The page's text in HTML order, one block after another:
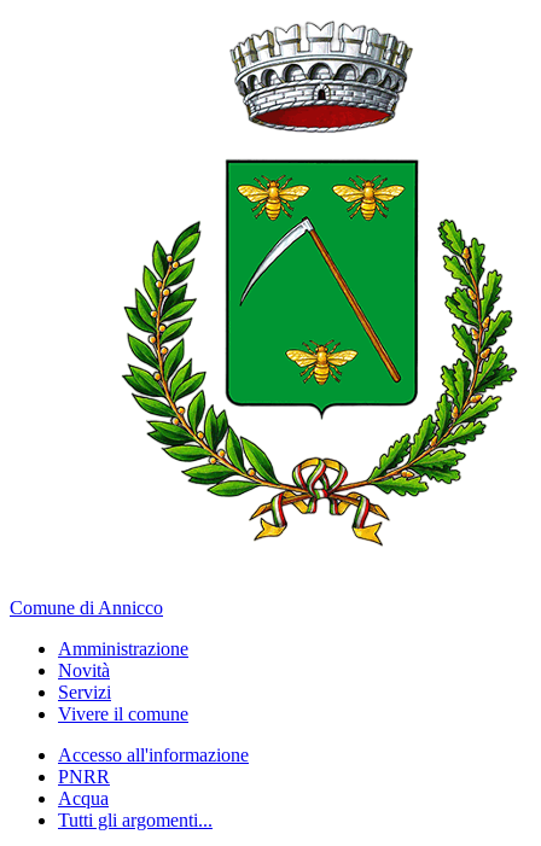
Comune di Annicco
Amministrazione
Novità
Servizi
Vivere il comune
Accesso all'informazione
PNRR
Acqua
Tutti gli argomenti...